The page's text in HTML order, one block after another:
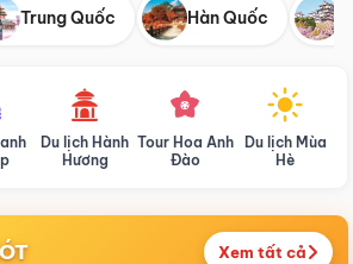
Trung Quốc Hàn Quốc
Du lịch Hành
Hương
Tour Hoa Anh
Đào
Du lịch Mùa
Hè
Xem tất cả